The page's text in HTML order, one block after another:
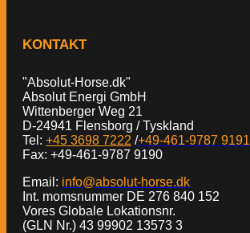
KONTAKT
"Absolut-Horse.dk"
Absolut Energi GmbH
Wittenberger Weg 21
D-24941 Flensborg / Tyskland
Tel: +45 3698 7222 /+49-461-9787 9191
Fax: +49-461-9787 9190
Email: info@absolut-horse.dk
Int. momsnummer DE 276 840 152
Vores Globale Lokationsnr.
(GLN Nr.) 43 99902 13573 3